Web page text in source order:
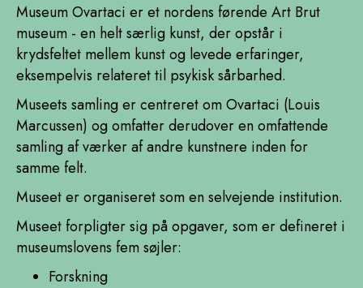
Museum Ovartaci er et nordens førende Art Brut
museum - en helt særlig kunst, der opstår i
krydsfeltet mellem kunst og levede erfaringer,
eksempelvis relateret til psykisk sårbarhed.
Museets samling er centreret om Ovartaci (Louis
Marcussen) og omfatter derudover en omfattende
samling af værker af andre kunstnere inden for
samme felt.
Museet er organiseret som en selvejende institution.
Museet forpligter sig på opgaver, som er defineret i
museumslovens fem søjler:
Forskning